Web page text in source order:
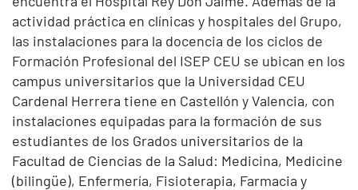
actividad práctica en clínicas y hospitales del Grupo,
las instalaciones para la docencia de los ciclos de
Formación Profesional del ISEP CEU se ubican en los
campus universitarios que la Universidad CEU
Cardenal Herrera tiene en Castellón y Valencia, con
instalaciones equipadas para la formación de sus
estudiantes de los Grados universitarios de la
Facultad de Ciencias de la Salud: Medicina, Medicine
(bilingüe), Enfermería, Fisioterapia, Farmacia y